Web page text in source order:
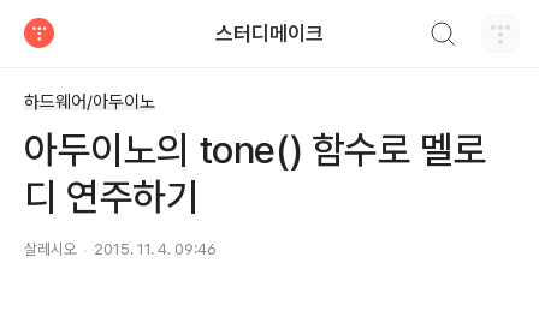
스터디메이크
하드웨어/아두이노
아두이노의 tone() 함수로 멜로
디 연주하기
살레시오 2015. 11. 4. 09:46